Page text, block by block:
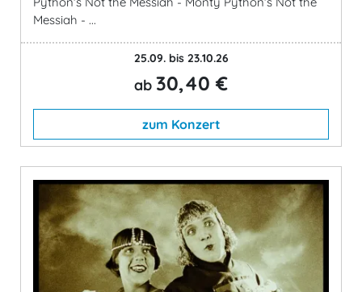
Messiah - ...
25.09. bis 23.10.26
ab 30,40 €
zum Konzert